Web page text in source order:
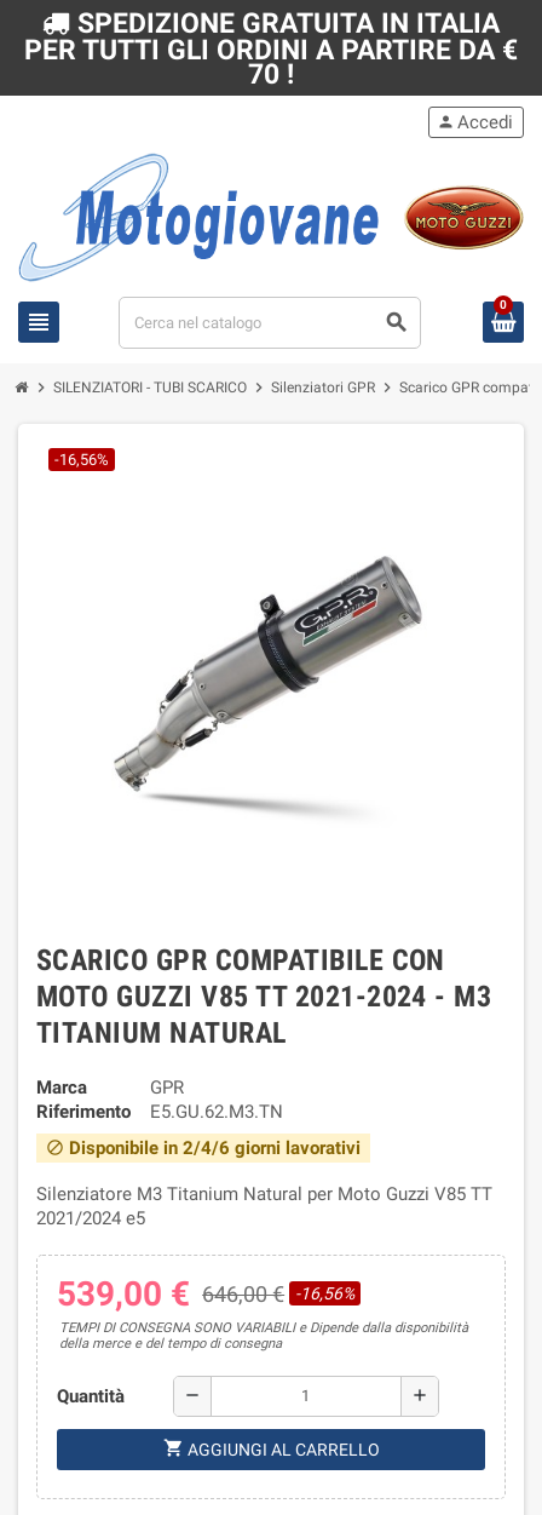
SPEDIZIONE GRATUITA IN ITALIA
PER TUTTI GLI ORDINI A PARTIRE DA €
70 !
view_headline search
person Accedi
0
chevron_right SILENZIATORI - TUBI SCARICO chevron_right Silenziatori GPR chevron_right Scarico GPR
-16,56%
SCARICO GPR COMPATIBILE CON
MOTO GUZZI V85 TT 2021-2024 - M3
TITANIUM NATURAL
Marca
GPR
Riferimento
E5.GU.62.M3.TN
block Disponibile in 2/4/6 giorni lavorativi
Silenziatore M3 Titanium Natural per Moto Guzzi V85 TT
2021/2024 e5
539,00 € 646,00 € -16,56%
TEMPI DI CONSEGNA SONO VARIABILI e Dipende dalla disponibilità
della merce e del tempo di consegna
Quantità remove add
shopping_cart AGGIUNGI AL CARRELLO